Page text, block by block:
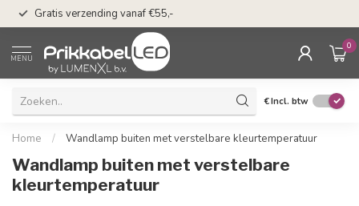
Gratis verzending vanaf €55,-
MENU
0
€Incl. btw
Home / Wandlamp buiten met verstelbare kleurtemperatuur
Wandlamp buiten met verstelbare
kleurtemperatuur